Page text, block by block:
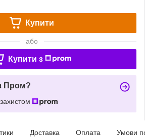
Купити
або
Купити з
Пром?
Доставка Оплата Умови